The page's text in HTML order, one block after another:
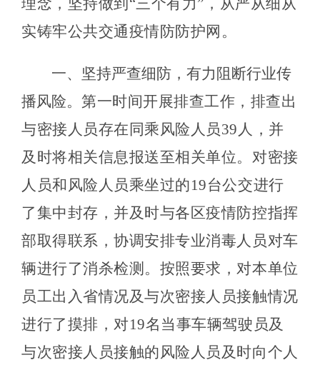
理念，坚持做到“三个有力”，从严从细从
实铸牢公共交通疫情防防护网。
一、坚持严查细防，有力阻断行业传
播风险。 第一时间开展排查工作，排查出
与密接人员存在同乘风险人员39人，并
及时将相关信息报送至相关单位。 对密接
人员和风险人员乘坐过的19台公交进行
了集中封存，并及时与各区疫情防控指挥
部取得联系，协调安排专业消毒人员对车
辆进行了消杀检测。 按照要求，对本单位
员工出入省情况及与次密接人员接触情况
进行了摸排，对19名当事车辆驾驶员及
与次密接人员接触的风险人员及时向个人